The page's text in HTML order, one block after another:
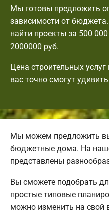
Мы готовы предложить
зависимости от
найти проекты за 500
2000000 руб.
Цена строительных
вас точно смогут
Мы можем предложить
бюджетные дома. На
представлены
Вы сможете подобрать
простые типовые
можно изменить на свой